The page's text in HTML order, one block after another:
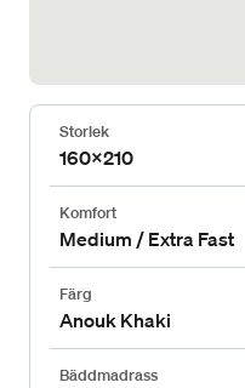
Storlek
160x210
Komfort
Medium / Extra Fast
Färg
Anouk Khaki
Bäddmadrass